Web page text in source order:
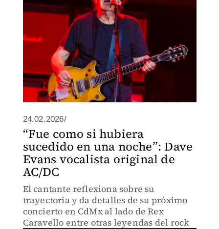
24.02.2026/
“Fue como si hubiera
sucedido en una noche”: Dave
Evans vocalista original de
AC/DC
El cantante reflexiona sobre su
trayectoria y da detalles de su próximo
concierto en CdMx al lado de Rex
Caravello entre otras leyendas del rock